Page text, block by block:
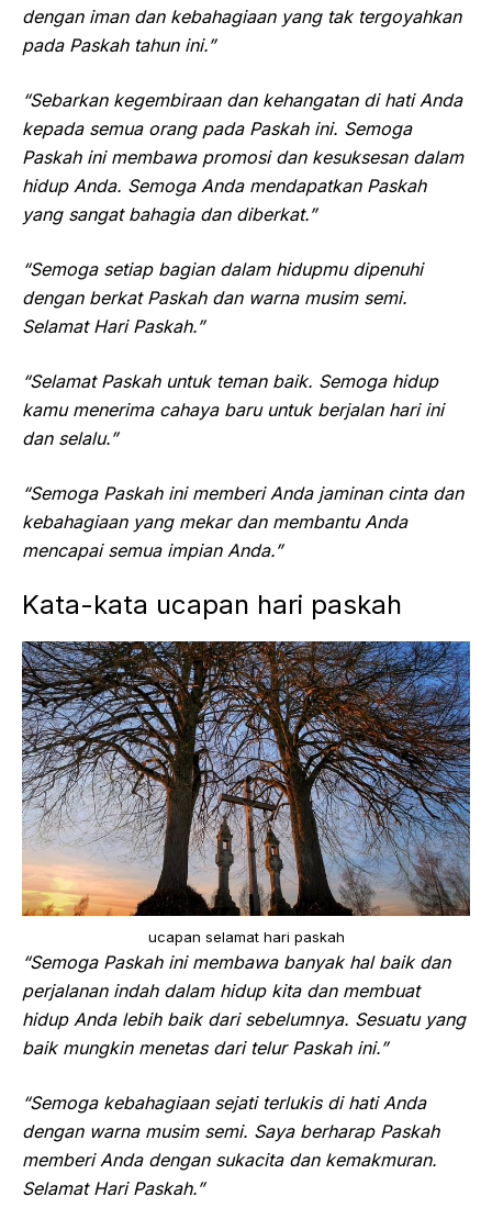
dengan iman dan kebahagiaan yang tak tergoyahkan
pada Paskah tahun ini.”
“Sebarkan kegembiraan dan kehangatan di hati Anda
kepada semua orang pada Paskah ini. Semoga
Paskah ini membawa promosi dan kesuksesan dalam
hidup Anda. Semoga Anda mendapatkan Paskah
yang sangat bahagia dan diberkat.”
“Semoga setiap bagian dalam hidupmu dipenuhi
dengan berkat Paskah dan warna musim semi.
Selamat Hari Paskah.”
“Selamat Paskah untuk teman baik. Semoga hidup
kamu menerima cahaya baru untuk berjalan hari ini
dan selalu.”
“Semoga Paskah ini memberi Anda jaminan cinta dan
kebahagiaan yang mekar dan membantu Anda
mencapai semua impian Anda.”
Kata-kata ucapan hari paskah
ucapan selamat hari paskah
“Semoga Paskah ini membawa banyak hal baik dan
perjalanan indah dalam hidup kita dan membuat
hidup Anda lebih baik dari sebelumnya. Sesuatu yang
baik mungkin menetas dari telur Paskah ini.”
“Semoga kebahagiaan sejati terlukis di hati Anda
dengan warna musim semi. Saya berharap Paskah
memberi Anda dengan sukacita dan kemakmuran.
Selamat Hari Paskah.”